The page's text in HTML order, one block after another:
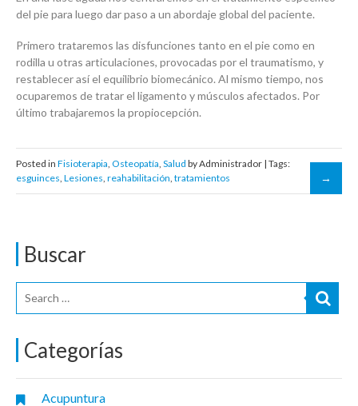
Buscar
Categorías
Acupuntura
del pie para luego dar paso a un abordaje global del paciente.
Primero trataremos las disfunciones tanto en el pie como en
rodilla u otras articulaciones, provocadas por el traumatismo, y
restablecer así el equilibrio biomecánico. Al mismo tiempo, nos
ocuparemos de tratar el ligamento y músculos afectados. Por
último trabajaremos la propiocepción.
Posted in Fisioterapia Osteopatía Salud by Administrador | Tags:
esguinces Lesiones reahabilitación tratamientos